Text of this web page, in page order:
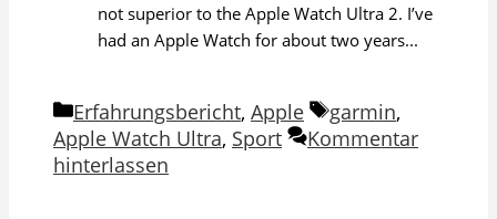
not superior to the Apple Watch Ultra 2. I’ve
had an Apple Watch for about two years...
Kategorien
Erfahrungsbericht, Apple Schlagwörter
garmin,
Apple Watch Ultra, Sport
Kommentar
hinterlassen